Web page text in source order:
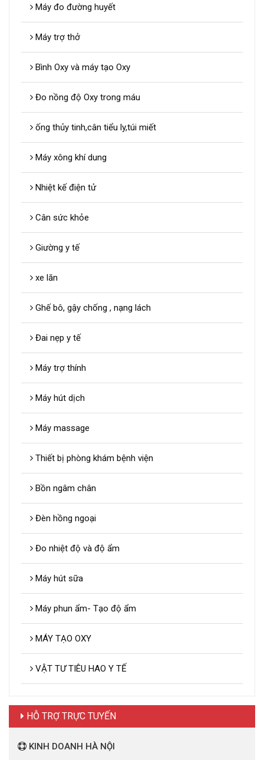
Máy đo đường huyết
Máy trợ thở
Bình Oxy và máy tạo Oxy
Đo nồng độ Oxy trong máu
ống thủy tinh,cân tiểu ly,túi miết
Máy xông khí dung
Nhiệt kế điện tử
Cân sức khỏe
Giường y tế
xe lăn
Ghế bô, gậy chống , nạng lách
Đai nẹp y tế
Máy trợ thính
Máy hút dịch
Máy massage
Thiết bị phòng khám bệnh viện
Bồn ngâm chân
Đèn hồng ngoại
Đo nhiệt độ và độ ẩm
Máy hút sữa
Máy phun ẩm- Tạo độ ẩm
MÁY TẠO OXY
VẬT TƯ TIÊU HAO Y TẾ
HỖ TRỢ TRỰC TUYẾN
KINH DOANH HÀ NỘI